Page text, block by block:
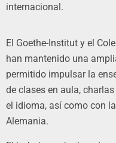
internacional.
El Goethe-Institut y el
han mantenido una
permitido impulsar la
de clases en aula,
el idioma, así como con
Alemania.